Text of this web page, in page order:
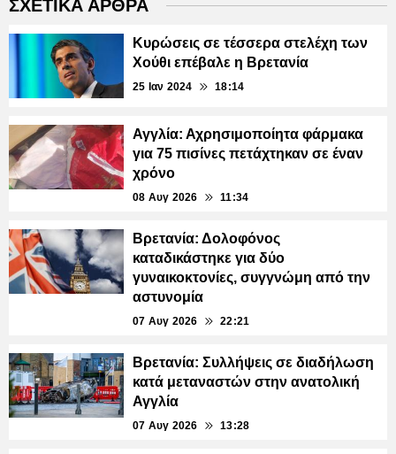
ΣΧΕΤΙΚΑ ΑΡΘΡΑ
Κυρώσεις σε τέσσερα στελέχη των
Χούθι επέβαλε η Βρετανία
25 Ιαν 2024 18:14
Αγγλία: Αχρησιμοποίητα φάρμακα
για 75 πισίνες πετάχτηκαν σε έναν
χρόνο
08 Αυγ 2026 11:34
Βρετανία: Δολοφόνος
καταδικάστηκε για δύο
γυναικοκτονίες, συγγνώμη από την
αστυνομία
07 Αυγ 2026 22:21
Βρετανία: Συλλήψεις σε διαδήλωση
κατά μεταναστών στην ανατολική
Αγγλία
07 Αυγ 2026 13:28